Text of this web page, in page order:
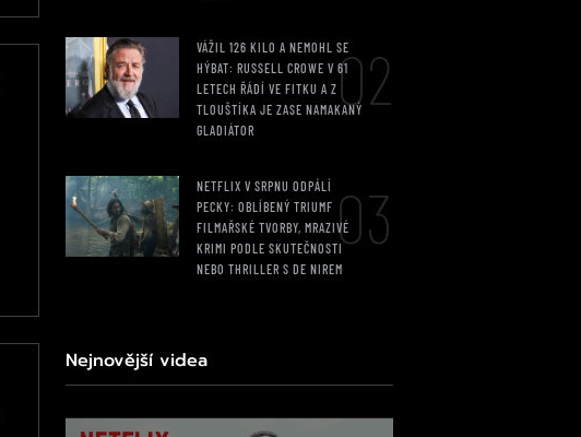
VÁŽIL 126 KILO A NEMOHL SE
HÝBAT: RUSSELL CROWE V 61
LETECH ŘÁDÍ VE FITKU A Z
TLOUŠTÍKA JE ZASE NAMAKANÝ
GLADIÁTOR
02
NETFLIX V SRPNU ODPÁLÍ
PECKY: OBLÍBENÝ TRIUMF
FILMAŘSKÉ TVORBY, MRAZIVÉ
KRIMI PODLE SKUTEČNOSTI
NEBO THRILLER S DE NIREM
03
Nejnovější videa